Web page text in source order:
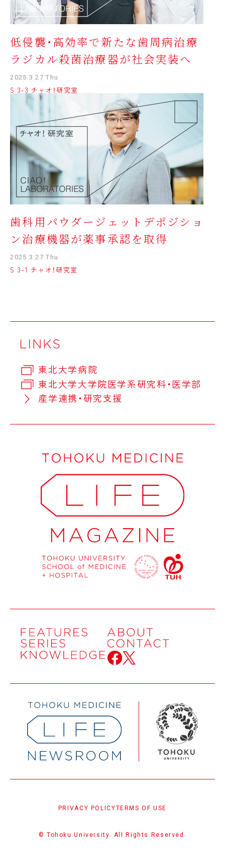
低侵襲・高効率で新たな歯周病治療
ラジカル殺菌治療器が社会実装へ
2025.3.27 Thu
S 3-3 チャオ！研究室
歯科用パウダージェットデポジショ
ン治療機器が薬事承認を取得
2025.3.27 Thu
S 3-1 チャオ！研究室
東北大学病院
東北大学大学院医学系研究科・医学部
産学連携・研究支援
PRIVACY POLICYTERMS OF USE
© Tohoku University. All Rights Reserved.